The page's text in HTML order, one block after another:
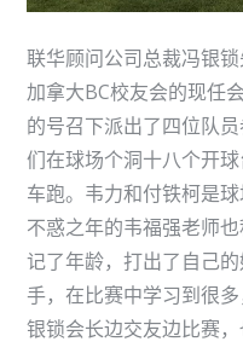
联华顾问公司总裁冯银
加拿大BC校友会的现任
的号召下派出了四位队
们在球场个洞十八个开
车跑。韦力和付铁柯是
不惑之年的韦福强老师
记了年龄，打出了自己
手，在比赛中学习到很
银锁会长边交友边比赛